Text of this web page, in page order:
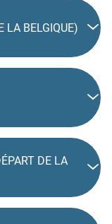
LA BELGIQUE)
DE LA